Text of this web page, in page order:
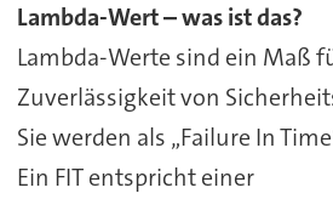
Lambda-Wert – was ist das?
Lambda-Werte sind ein Maß
Zuverlässigkeit von
Sie werden als „Failure In
Ein FIT entspricht einer